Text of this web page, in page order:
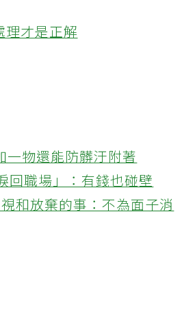
理才是正解
物還能防髒汙附著
回職場」：有錢也碰壁
和放棄的事：不為面子消